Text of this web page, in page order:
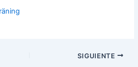
SIGUIENTE